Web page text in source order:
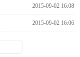
2015-09-02 16:08
2015-09-02 16:06